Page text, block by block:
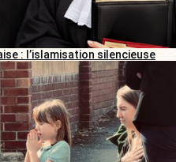
: l’islamisation silencieuse